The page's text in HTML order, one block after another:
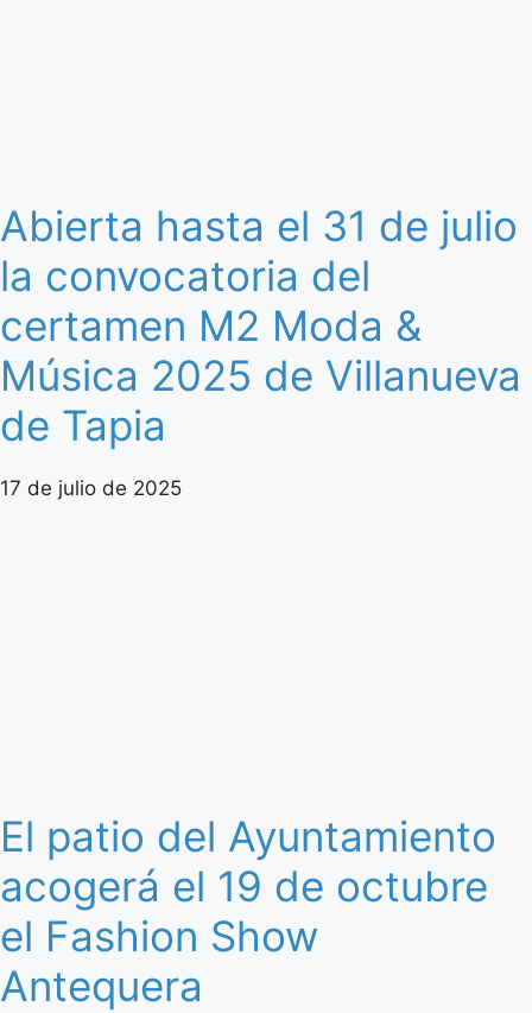
Abierta hasta el 31 de julio
la convocatoria del
certamen M2 Moda &
Música 2025 de Villanueva
de Tapia
17 de julio de 2025
El patio del Ayuntamiento
acogerá el 19 de octubre
el Fashion Show
Antequera